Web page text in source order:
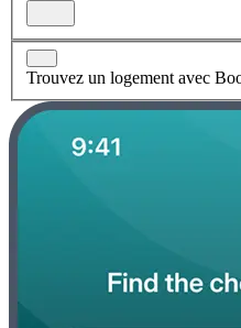
Trouvez un logement avec